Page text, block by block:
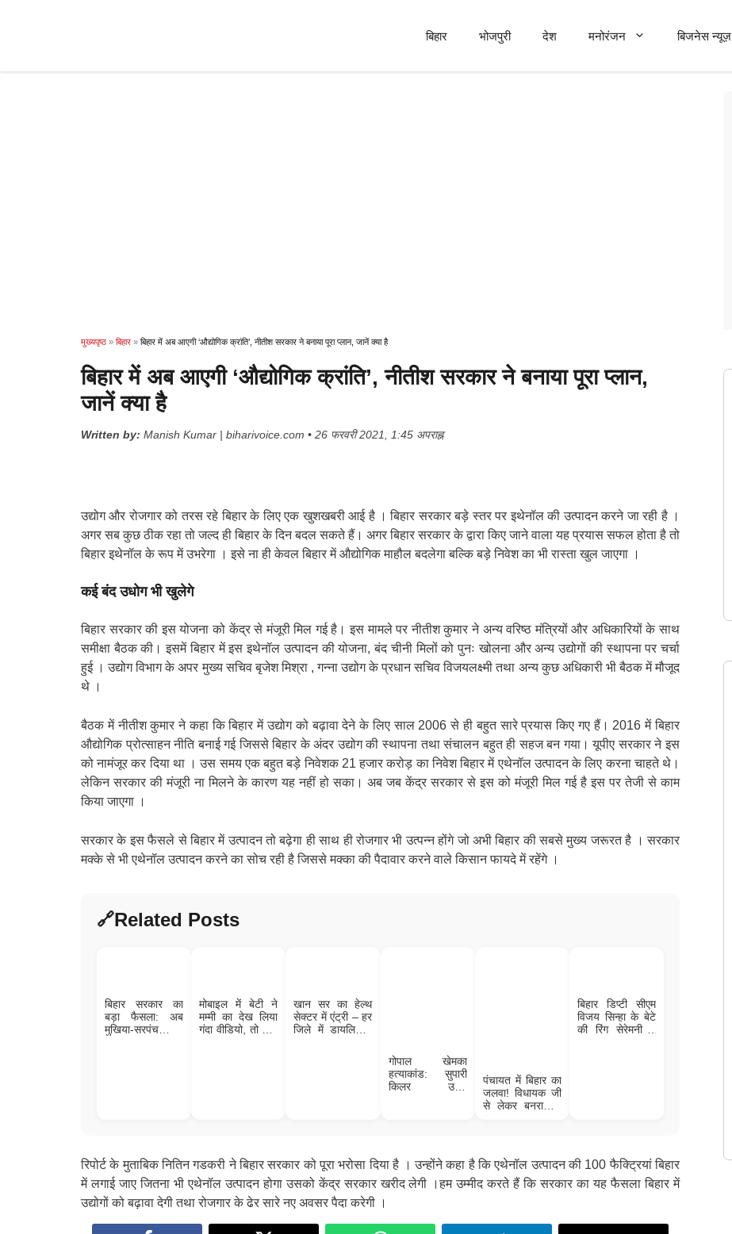
बिहार भोजपुरी देश मनोरंजन बिजनेस न्यूज़
मुख्यपृष्ठ » बिहार » बिहार में अब आएगी ‘औद्योगिक क्रांति’, नीतीश सरकार ने बनाया पूरा प्‍लान, जानें क्‍या है
बिहार में अब आएगी ‘औद्योगिक क्रांति’, नीतीश सरकार ने बनाया पूरा प्‍लान,
जानें क्‍या है
Written by: Manish Kumar | biharivoice.com • 26 फरवरी 2021, 1:45 अपराह्न
उद्योग और रोजगार को तरस रहे बिहार के लिए एक खुशखबरी आई है । बिहार सरकार बड़े स्तर पर इथेनॉल की उत्पादन करने जा रही है ।
अगर सब कुछ ठीक रहा तो जल्द ही बिहार के दिन बदल सकते हैं। अगर बिहार सरकार के द्वारा किए जाने वाला यह प्रयास सफल होता है तो
बिहार इथेनॉल के रूप में उभरेगा । इसे ना ही केवल बिहार में औद्योगिक माहौल बदलेगा बल्कि बड़े निवेश का भी रास्ता खुल जाएगा ।
कई बंद उधोग भी खुलेगे
बिहार सरकार की इस योजना को केंद्र से मंजूरी मिल गई है। इस मामले पर नीतीश कुमार ने अन्य वरिष्ठ मंत्रियों और अधिकारियों के साथ
समीक्षा बैठक की। इसमें बिहार में इस इथेनॉल उत्पादन की योजना, बंद चीनी मिलों को पुनः खोलना और अन्य उद्योगों की स्थापना पर चर्चा
हुई । उद्योग विभाग के अपर मुख्य सचिव बृजेश मिश्रा , गन्ना उद्योग के प्रधान सचिव विजयलक्ष्मी तथा अन्य कुछ अधिकारी भी बैठक में मौजूद
थे ।
बैठक में नीतीश कुमार ने कहा कि बिहार में उद्योग को बढ़ावा देने के लिए साल 2006 से ही बहुत सारे प्रयास किए गए हैं। 2016 में बिहार
औद्योगिक प्रोत्साहन नीति बनाई गई जिससे बिहार के अंदर उद्योग की स्थापना तथा संचालन बहुत ही सहज बन गया। यूपीए सरकार ने इस
को नामंजूर कर दिया था । उस समय एक बहुत बड़े निवेशक 21 हजार करोड़ का निवेश बिहार में एथेनॉल उत्पादन के लिए करना चाहते थे।
लेकिन सरकार की मंजूरी ना मिलने के कारण यह नहीं हो सका। अब जब केंद्र सरकार से इस को मंजूरी मिल गई है इस पर तेजी से काम
किया जाएगा ।
सरकार के इस फैसले से बिहार में उत्पादन तो बढ़ेगा ही साथ ही रोजगार भी उत्पन्न होंगे जो अभी बिहार की सबसे मुख्य जरूरत है । सरकार
मक्के से भी एथेनॉल उत्पादन करने का सोच रही है जिससे मक्का की पैदावार करने वाले किसान फायदे में रहेंगे ।
Related Posts
बिहार सरकार का
बड़ा फैसला: अब
मुखिया-सरपंच भी
मोबाइल में बेटी ने
मम्मी का देख लिया
गंदा वीडियो, तो पापा
खान सर का हेल्थ
सेक्टर में एंट्री – हर
जिले में डायलिसिस
गोपाल खेमका
हत्याकांड: सुपारी
किलर उमेश
पंचायत में बिहार का
जलवा! विधायक जी
से लेकर बनराकस,
बिहार डिप्टी सीएम
विजय सिन्हा के बेटे
की रिंग सेरेमनी में
रिपोर्ट के मुताबिक नितिन गडकरी ने बिहार सरकार को पूरा भरोसा दिया है । उन्होंने कहा है कि एथेनॉल उत्पादन की 100 फैक्ट्रियां बिहार
में लगाई जाए जितना भी एथेनॉल उत्पादन होगा उसको केंद्र सरकार खरीद लेगी ।हम उम्मीद करते हैं कि सरकार का यह फैसला बिहार में
उद्योगों को बढ़ावा देगी तथा रोजगार के ढेर सारे नए अवसर पैदा करेगी ।